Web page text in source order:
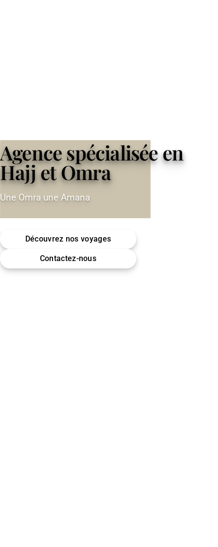
Agence spécialisée en
Hajj et Omra
Une Omra une Amana
Découvrez nos voyages
Contactez-nous
Omra (Umrah) · Hajj
Encadrement & accompagnement